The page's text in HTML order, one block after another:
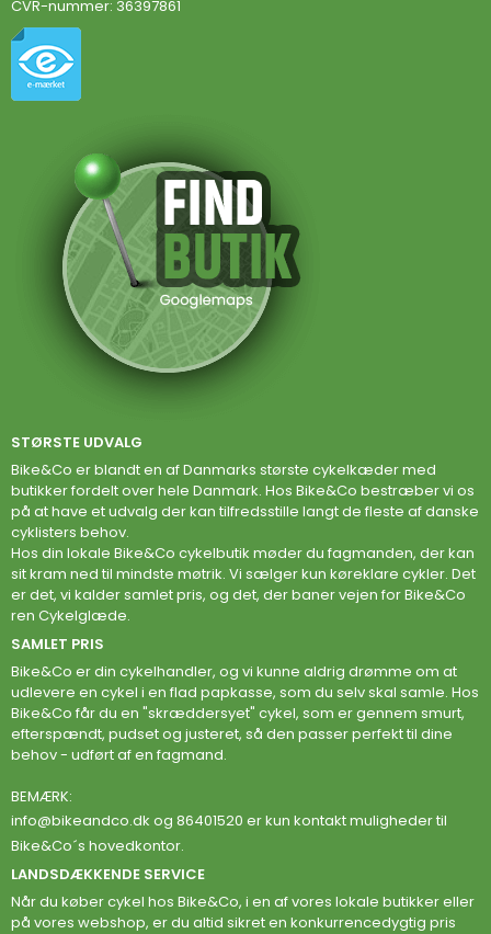
CVR-nummer: 36397861
STØRSTE UDVALG
Bike&Co er blandt en af Danmarks største cykelkæder med
butikker fordelt over hele Danmark. Hos Bike&Co bestræber vi os
på at have et udvalg der kan tilfredsstille langt de fleste af danske
cyklisters behov.
Hos din lokale Bike&Co cykelbutik møder du fagmanden, der kan
sit kram ned til mindste møtrik. Vi sælger kun køreklare cykler. Det
er det, vi kalder samlet pris, og det, der baner vejen for Bike&Co
ren Cykelglæde.
SAMLET PRIS
Bike&Co er din cykelhandler, og vi kunne aldrig drømme om at
udlevere en cykel i en flad papkasse, som du selv skal samle. Hos
Bike&Co får du en "skræddersyet" cykel, som er gennem smurt,
efterspændt, pudset og justeret, så den passer perfekt til dine
behov - udført af en fagmand.
BEMÆRK:
info@bikeandco.dk og 86401520 er kun kontakt muligheder til
Bike&Co´s hovedkontor.
LANDSDÆKKENDE SERVICE
Når du køber cykel hos Bike&Co, i en af vores lokale butikker eller
på vores webshop, er du altid sikret en konkurrencedygtig pris